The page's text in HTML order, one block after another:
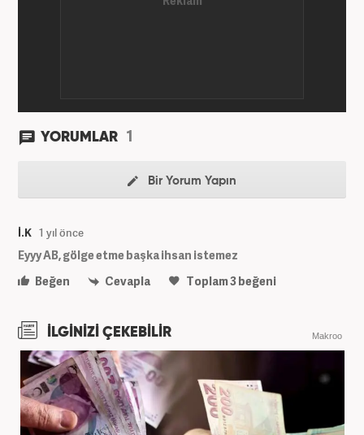
YORUMLAR 1
Bir Yorum Yapın
İ.K 1 yıl önce
Eyyy AB, gölge etme başka ihsan istemez
Beğen
Cevapla Toplam3beğeni
İLGİNİZİ ÇEKEBİLİR Makroo